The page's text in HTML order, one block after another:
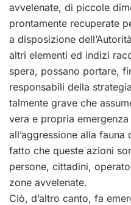
avvelenate, di piccole
prontamente recuperate
a disposizione
altri elementi ed indizi
spera, possano portare,
responsabili della
talmente grave che
vera e propria
all’aggressione alla
fatto che queste azioni
persone, cittadini,
zone avvelenate.
Ciò, d’altro canto, fa